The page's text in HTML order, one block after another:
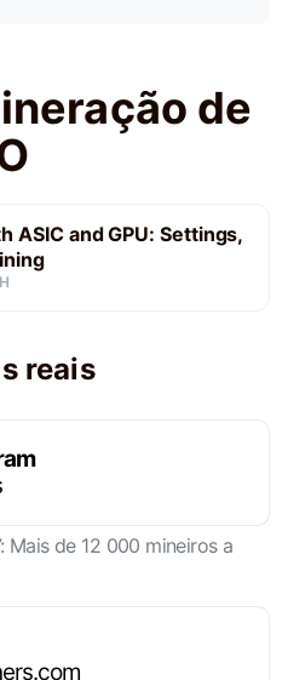
de
ASIC and GPU: Settings,
reais
de 12 000 mineiros a